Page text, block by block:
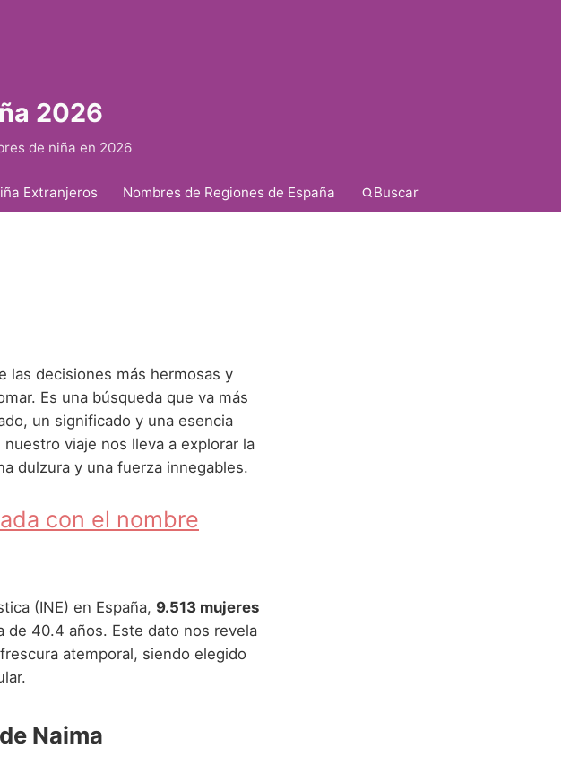
2026
de niña en 2026
Extranjeros Nombres de Regiones de España Buscar
las decisiones más hermosas y
Es una búsqueda que va más
un significado y una esencia
viaje nos lleva a explorar la
dulzura y una fuerza innegables.
con el nombre
(INE) en España, 9.513 mujeres
de 40.4 años. Este dato nos revela
atemporal, siendo elegido
Naima